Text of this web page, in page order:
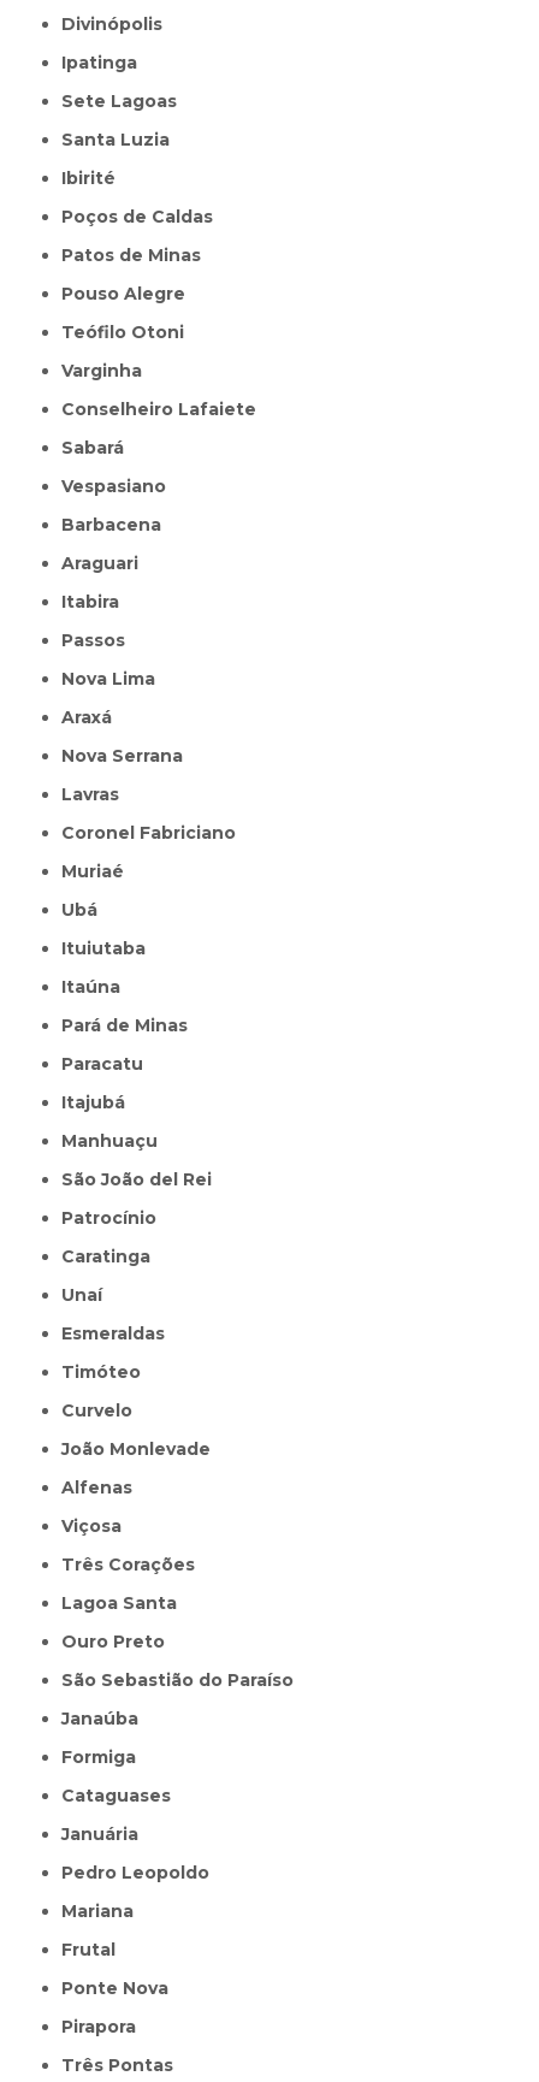
Divinópolis
Ipatinga
Sete Lagoas
Santa Luzia
Ibirité
Poços de Caldas
Patos de Minas
Pouso Alegre
Teófilo Otoni
Varginha
Conselheiro Lafaiete
Sabará
Vespasiano
Barbacena
Araguari
Itabira
Passos
Nova Lima
Araxá
Nova Serrana
Lavras
Coronel Fabriciano
Muriaé
Ubá
Ituiutaba
Itaúna
Pará de Minas
Paracatu
Itajubá
Manhuaçu
São João del Rei
Patrocínio
Caratinga
Unaí
Esmeraldas
Timóteo
Curvelo
João Monlevade
Alfenas
Viçosa
Três Corações
Lagoa Santa
Ouro Preto
São Sebastião do Paraíso
Janaúba
Formiga
Cataguases
Januária
Pedro Leopoldo
Mariana
Frutal
Ponte Nova
Pirapora
Três Pontas